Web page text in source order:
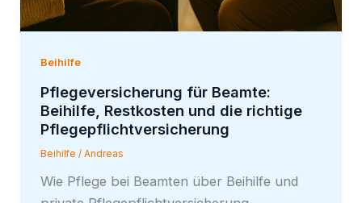
Beihilfe
Pflegeversicherung für Beamte:
Beihilfe, Restkosten und die richtige
Pflegepflichtversicherung
Beihilfe / Andreas
Wie Pflege bei Beamten über Beihilfe und